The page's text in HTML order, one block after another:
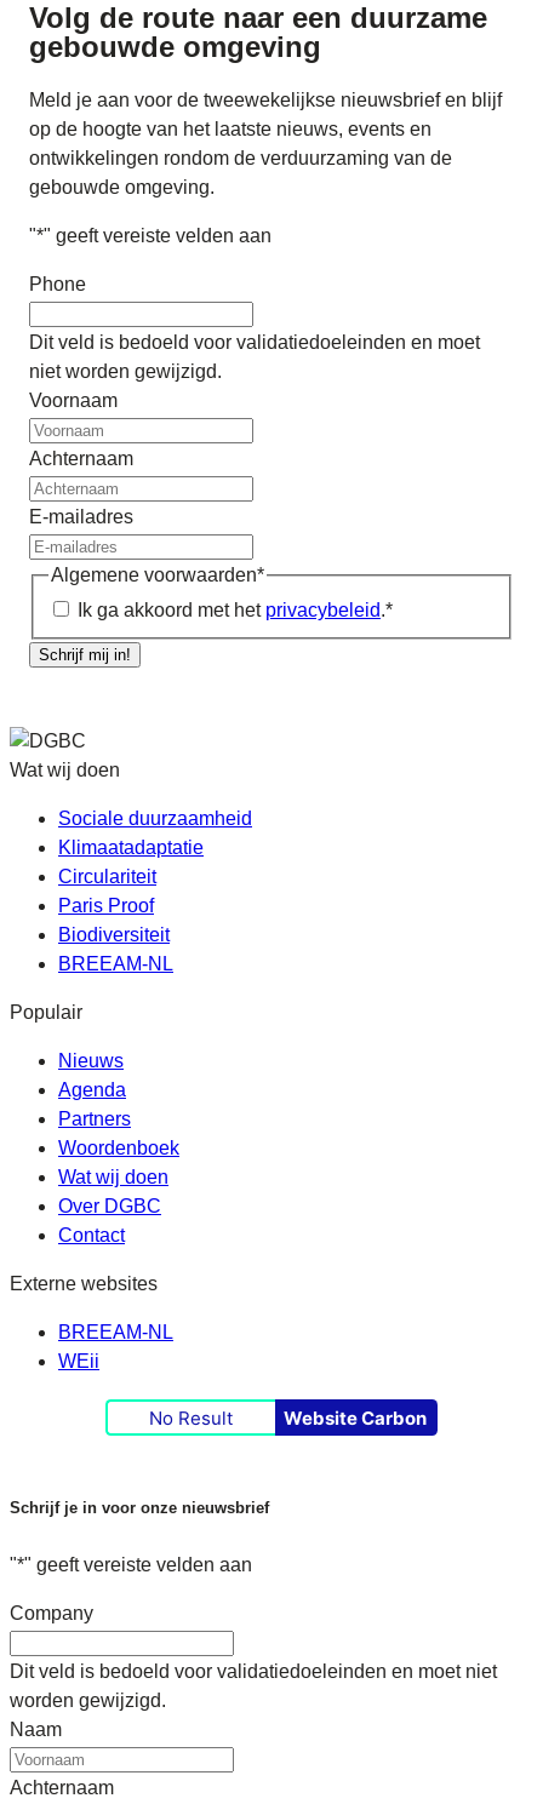
Volg de route naar een duurzame
gebouwde omgeving
Meld je aan voor de tweewekelijkse nieuwsbrief en blijf
op de hoogte van het laatste nieuws, events en
ontwikkelingen rondom de verduurzaming van de
gebouwde omgeving.
"*" geeft vereiste velden aan
Phone
Dit veld is bedoeld voor validatiedoeleinden en moet
niet worden gewijzigd.
Voornaam
Achternaam
E-mailadres
Algemene voorwaarden*
Ik ga akkoord met het privacybeleid.*
Schrijf mij in!
Wat wij doen
Sociale duurzaamheid
Klimaatadaptatie
Circulariteit
Paris Proof
Biodiversiteit
BREEAM-NL
Populair
Nieuws
Agenda
Partners
Woordenboek
Wat wij doen
Over DGBC
Contact
Externe websites
BREEAM-NL
WEii
No Result Website Carbon
Schrijf je in voor onze nieuwsbrief
"*" geeft vereiste velden aan
Company
Dit veld is bedoeld voor validatiedoeleinden en moet niet
worden gewijzigd.
Naam
Achternaam